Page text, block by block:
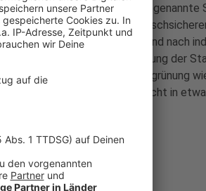
ist normalerweise eine sogenannte
verhindert. Bei einem
darauf bei kleinen Flächen und nach
aber in jedem Fall ist die Prüfung der
Eine extensive Dachbegrünung
Quadratmeter – das entspricht in